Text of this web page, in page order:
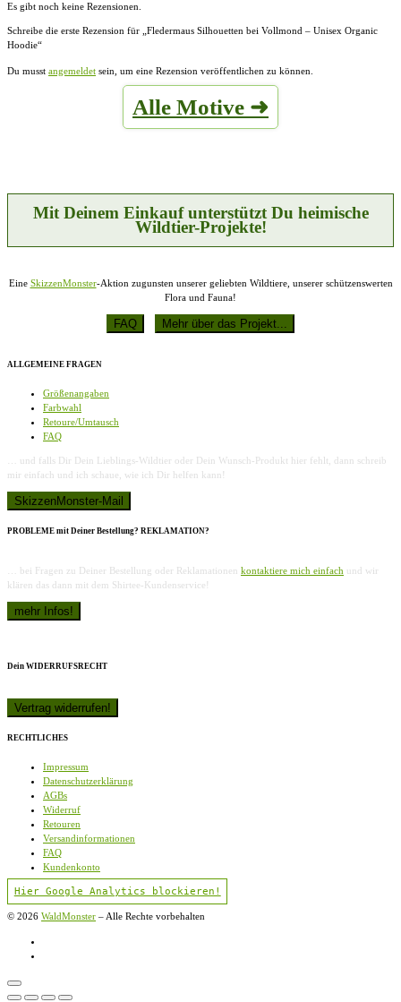
Es gibt noch keine Rezensionen.
Schreibe die erste Rezension für „Fledermaus Silhouetten bei Vollmond – Unisex Organic
Hoodie“
Du musst angemeldet sein, um eine Rezension veröffentlichen zu können.
Alle Motive ➜
Mit Deinem Einkauf unterstützt Du heimische
Wildtier-Projekte!
Eine SkizzenMonster-Aktion zugunsten unserer geliebten Wildtiere, unserer schützenswerten
Flora und Fauna!
ALLGEMEINE FRAGEN
Größenangaben
Farbwahl
Retoure/Umtausch
FAQ
… und falls Dir Dein Lieblings-Wildtier oder Dein Wunsch-Produkt hier fehlt, dann schreib
mir einfach und ich schaue, wie ich Dir helfen kann!
PROBLEME mit Deiner Bestellung? REKLAMATION?
… bei Fragen zu Deiner Bestellung oder Reklamationen kontaktiere mich einfach und wir
klären das dann mit dem Shirtee-Kundenservice!
Dein WIDERRUFSRECHT
RECHTLICHES
Impressum
Datenschutzerklärung
AGBs
Widerruf
Retouren
Versandinformationen
FAQ
Kundenkonto
Hier Google Analytics blockieren!
© 2026 WaldMonster – Alle Rechte vorbehalten